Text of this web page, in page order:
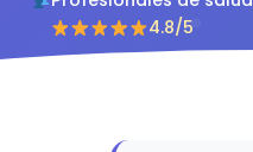
4.8/5